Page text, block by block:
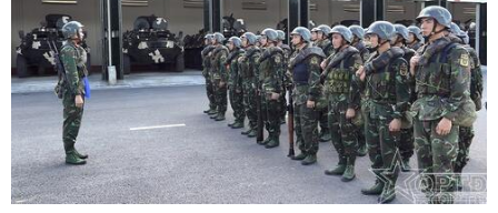
Nơi sinh viên rèn ý trí, luyện kỹ năng